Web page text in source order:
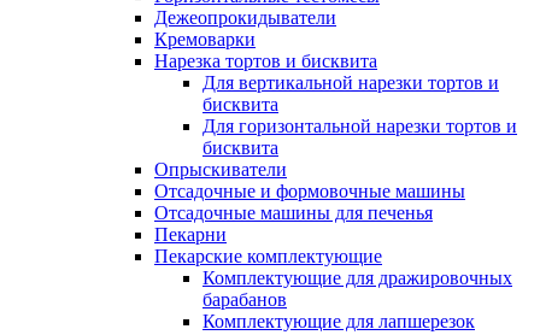
Дежеопрокидыватели
Кремоварки
Нарезка тортов и бисквита
Для вертикальной нарезки тортов и
бисквита
Для горизонтальной нарезки тортов и
бисквита
Опрыскиватели
Отсадочные и формовочные машины
Отсадочные машины для печенья
Пекарни
Пекарские комплектующие
Комплектующие для дражировочных
барабанов
Комплектующие для лапшерезок